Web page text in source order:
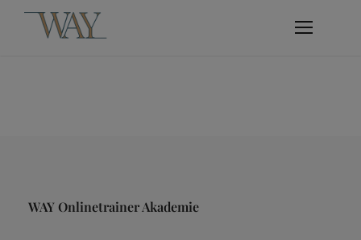
WAY Onlinetrainer Akademie